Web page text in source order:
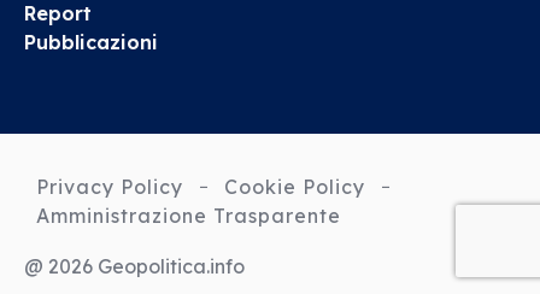
Report
Pubblicazioni
Privacy Policy
Cookie Policy
Amministrazione Trasparente
@ 2026 Geopolitica.info